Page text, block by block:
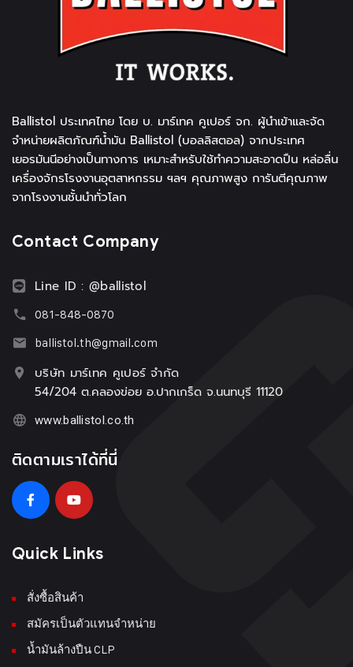
Ballistol ประเทศไทย โดย บ. มาร์เทค คูเปอร์ จก. ผู้นำเข้าและจัด
จำหน่ายผลิตภัณฑ์น้ำมัน Ballistol (บอลลิสตอล) จากประเทศ
เยอรมันนีอย่างเป็นทางการ เหมาะสำหรับใช้ทำความสะอาดปืน หล่อลื่น
เครื่องจักรโรงงานอุตสาหกรรม ฯลฯ คุณภาพสูง การันตีคุณภาพ
จากโรงงานชั้นนำทั่วโลก
Contact Company
Line ID : @ballistol
081-848-0870
ballistol.th@gmail.com
บริษัท มาร์เทค คูเปอร์ จำกัด
54/204 ต.คลองข่อย อ.ปากเกร็ด จ.นนทบุรี 11120
www.ballistol.co.th
ติดตามเราได้ที่นี่
Quick Links
สั่งซื้อสินค้า
สมัครเป็นตัวแทนจำหน่าย
น้ำมันล้างปืน CLP